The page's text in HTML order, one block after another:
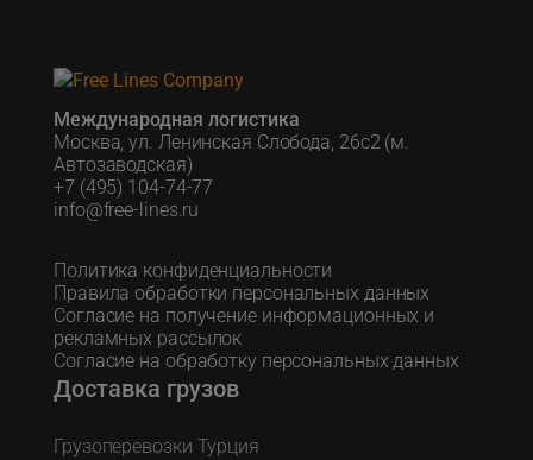
Международная логистика
Москва, ул. Ленинская Слобода, 26с2 (м.
Автозаводская)
+7 (495) 104-74-77
info@free-lines.ru
Политика конфиденциальности
Правила обработки персональных данных
Согласие на получение информационных и
рекламных рассылок
Согласие на обработку персональных данных
Доставка грузов
Грузоперевозки Турция